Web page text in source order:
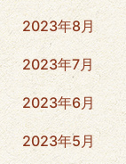
2023年8月
2023年7月
2023年6月
2023年5月